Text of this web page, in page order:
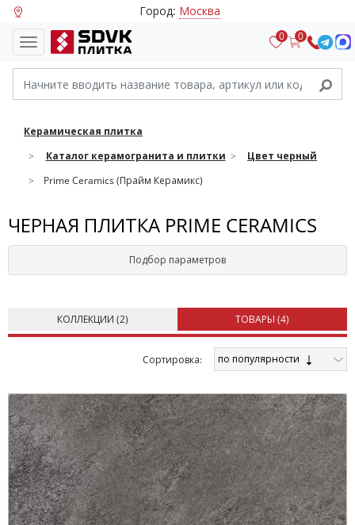
Город: Москва
0 0
Керамическая плитка
Каталог керамогранита и плитки
Цвет черный
Prime Ceramics (Прайм Керамикс)
ЧЕРНАЯ ПЛИТКА PRIME CERAMICS
Подбор параметров
КОЛЛЕКЦИИ (2) ТОВАРЫ (4)
Cортировка: по популярности